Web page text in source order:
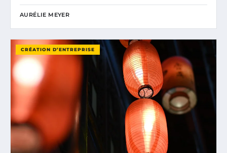
AURÉLIE MEYER
CRÉATION D’ENTREPRISE